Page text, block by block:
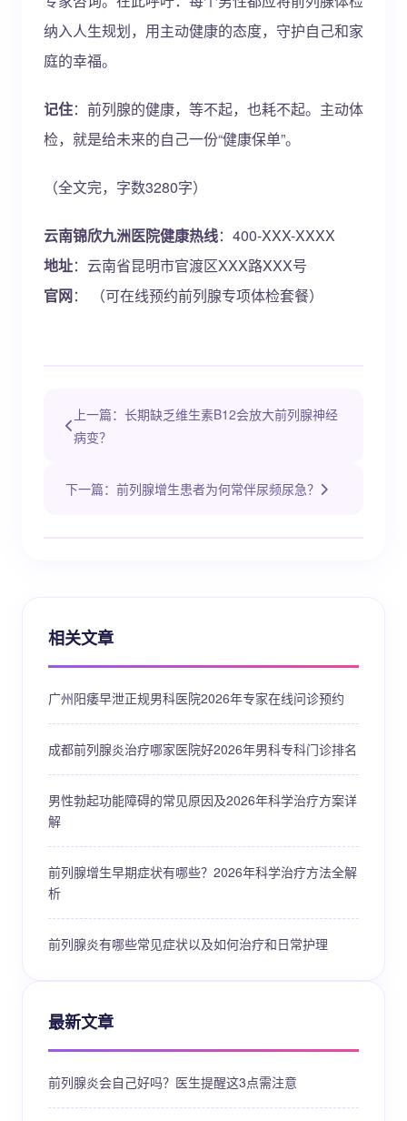
纳入人生规划，用主动健康的态度，守护自己和家
庭的幸福。
记住：前列腺的健康，等不起，也耗不起。主动体
检，就是给未来的自己一份“健康保单”。
（全文完，字数3280字）
云南锦欣九洲医院健康热线：400-XXX-XXXX
地址：云南省昆明市官渡区XXX路XXX号
官网： （可在线预约前列腺专项体检套餐）
上一篇：长期缺乏维生素B12会放大前列腺神经
病变？
下一篇：前列腺增生患者为何常伴尿频尿急？
相关文章
广州阳痿早泄正规男科医院2026年专家在线问诊预约
成都前列腺炎治疗哪家医院好2026年男科专科门诊排名
男性勃起功能障碍的常见原因及2026年科学治疗方案详
解
前列腺增生早期症状有哪些？2026年科学治疗方法全解
析
前列腺炎有哪些常见症状以及如何治疗和日常护理
最新文章
前列腺炎会自己好吗？医生提醒这3点需注意